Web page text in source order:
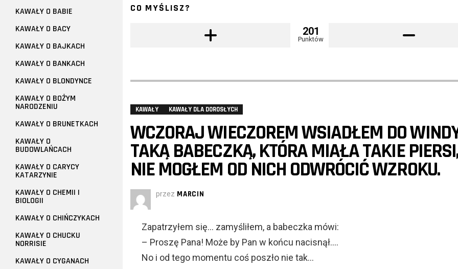
CO MYŚLISZ?
201
Punktów
KAWAŁY KAWAŁY DLA DOROSŁYCH
WCZORAJ WIECZOREM WSIADŁEM DO
TAKĄ BABECZKĄ, KTÓRA MIAŁA TAKIE
NIE MOGŁEM OD NICH ODWRÓCIĆ WZROKU.
przez MARCIN
Zapatrzyłem się… zamyśliłem, a babeczka mówi:
– Proszę Pana! Może by Pan w końcu nacisnął….
No i od tego momentu coś poszło nie tak…
KAWAŁY O BABIE
KAWAŁY O BACY
KAWAŁY O BAJKACH
KAWAŁY O BANKACH
KAWAŁY O BLONDYNCE
KAWAŁY O BOŻYM
NARODZENIU
KAWAŁY O BRUNETKACH
KAWAŁY O
BUDOWLAŃCACH
KAWAŁY O CARYCY
KATARZYNIE
KAWAŁY O CHEMII I
BIOLOGII
KAWAŁY O CHIŃCZYKACH
KAWAŁY O CHUCKU
NORRISIE
KAWAŁY O CYGANACH